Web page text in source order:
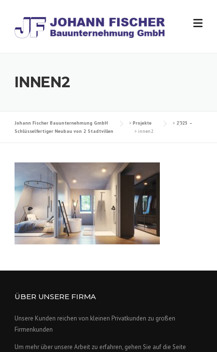
content
INNEN2
Johann Fischer Bauunternehmung GmbH > Projekte > 2025 –
Schlüsselfertiger Neubau von 2 Stadtvillen
> innen2
ÜBER UNSERE FIRMA
Unsere Kunden reichen von kleinen Privatkunden zu großen
Firmenkunden
Um mehr über unsere Arbeit zu erfahren, gehen Sie auf die Seite